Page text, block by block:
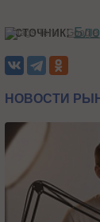
Источник:
Теги: Google
НОВОСТИ